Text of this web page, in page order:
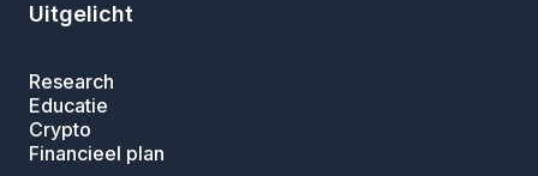
Uitgelicht
Research
Educatie
Crypto
Financieel plan